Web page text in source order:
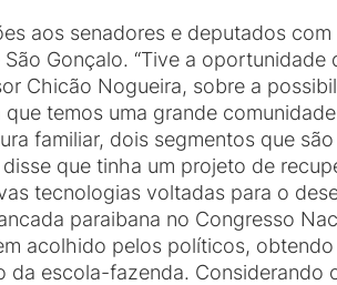
aos senadores e deputados
Gonçalo. “Tive a oportunidade
Chicão Nogueira, sobre a
temos uma grande
familiar, dois segmentos que
que tinha um projeto de
tecnologias voltadas para o
paraibana no Congresso
acolhido pelos políticos,
da escola-fazenda. Considerando